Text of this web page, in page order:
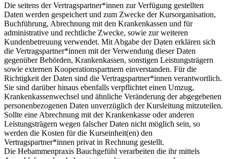
Die seitens der Vertragspartner*innen zur Verfügung gestellten
Daten werden gespeichert und zum Zwecke der Kursorganisation,
Buchführung, Abrechnung mit den Krankenkassen und für
administrative und rechtliche Zwecke, sowie zur weiteren
Kundenbetreuung verwendet. Mit Abgabe der Daten erklären sich
die Vertragspartner*innen mit der Verwendung dieser Daten
gegenüber Behörden, Krankenkassen, sonstigen Leistungsträgern
sowie externen Kooperationspartnern einverstanden. Für die
Richtigkeit der Daten sind die Vertragspartner*innen verantwortlich.
Sie sind darüber hinaus ebenfalls verpflichtet einen Umzug,
Krankenkassenwechsel und ähnliche Veränderung der abgegebenen
personenbezogenen Daten unverzüglich der Kursleitung mitzuteilen.
Sollte eine Abrechnung mit der Krankenkasse oder anderen
Leistungsträgern wegen falscher Daten nicht möglich sein, so
werden die Kosten für die Kurseinheit(en) den
Vertragspartner*innen privat in Rechnung gestellt.
Die Hebammenpraxis Bauchgefühl verarbeiten die ihr mittels